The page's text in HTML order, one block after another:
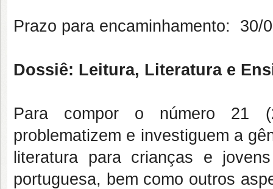
Prazo para encaminhamento: 30/
Dossiê: Leitura, Literatura e
Para compor o número 21
problematizem e investiguem a
literatura para crianças e
portuguesa, bem como outros